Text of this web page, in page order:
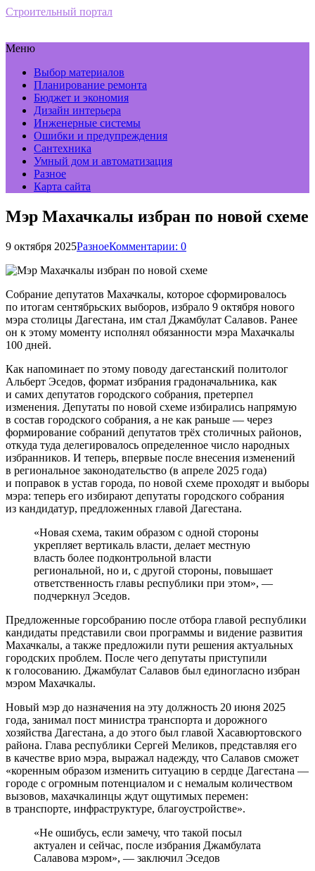
Строительный портал
Меню
Выбор материалов
Планирование ремонта
Бюджет и экономия
Дизайн интерьера
Инженерные системы
Ошибки и предупреждения
Сантехника
Умный дом и автоматизация
Разное
Карта сайта
Мэр Махачкалы избран по новой схеме
9 октября 2025РазноеКомментарии: 0
Собрание депутатов Махачкалы, которое сформировалось
по итогам сентябрьских выборов, избрало 9 октября нового
мэра столицы Дагестана, им стал Джамбулат Салавов. Ранее
он к этому моменту исполнял обязанности мэра Махачкалы
100 дней.
Как напоминает по этому поводу дагестанский политолог
Альберт Эседов, формат избрания градоначальника, как
и самих депутатов городского собрания, претерпел
изменения. Депутаты по новой схеме избирались напрямую
в состав городского собрания, а не как раньше — через
формирование собраний депутатов трёх столичных районов,
откуда туда делегировалось определенное число народных
избранников. И теперь, впервые после внесения изменений
в региональное законодательство (в апреле 2025 года)
и поправок в устав города, по новой схеме проходят и выборы
мэра: теперь его избирают депутаты городского собрания
из кандидатур, предложенных главой Дагестана.
«Новая схема, таким образом с одной стороны
укрепляет вертикаль власти, делает местную
власть более подконтрольной власти
региональной, но и, с другой стороны, повышает
ответственность главы республики при этом», —
подчеркнул Эседов.
Предложенные горсобранию после отбора главой республики
кандидаты представили свои программы и видение развития
Махачкалы, а также предложили пути решения актуальных
городских проблем. После чего депутаты приступили
к голосованию. Джамбулат Салавов был единогласно избран
мэром Махачкалы.
Новый мэр до назначения на эту должность 20 июня 2025
года, занимал пост министра транспорта и дорожного
хозяйства Дагестана, а до этого был главой Хасавюртовского
района. Глава республики Сергей Меликов, представляя его
в качестве врио мэра, выражал надежду, что Салавов сможет
«коренным образом изменить ситуацию в сердце Дагестана —
городе с огромным потенциалом и с немалым количеством
вызовов, махачкалинцы ждут ощутимых перемен:
в транспорте, инфраструктуре, благоустройстве».
«Не ошибусь, если замечу, что такой посыл
актуален и сейчас, после избрания Джамбулата
Салавова мэром», — заключил Эседов